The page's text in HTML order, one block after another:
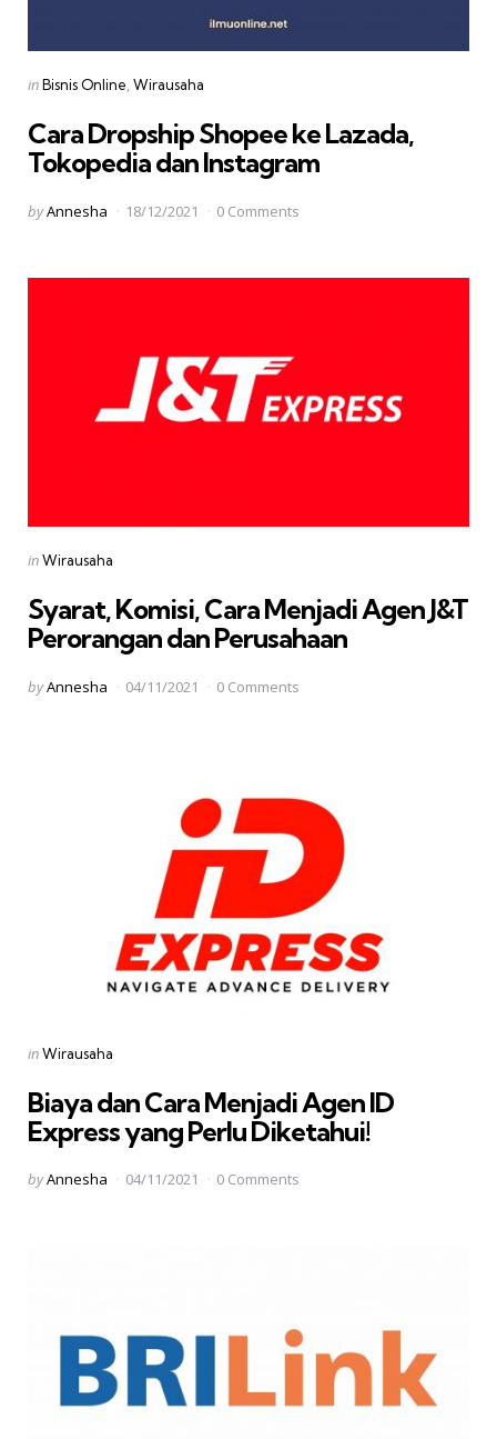
Categories
Posted
inBisnis Online Wirausaha
Cara Dropship Shopee ke Lazada,
Tokopedia dan Instagram
Posted
byAnnesha 18/12/2021 0 Comments
Categories
Posted
inWirausaha
Syarat, Komisi, Cara Menjadi Agen J&T
Perorangan dan Perusahaan
Posted
byAnnesha 04/11/2021 0 Comments
Categories
Posted
inWirausaha
Biaya dan Cara Menjadi Agen ID
Express yang Perlu Diketahui!
Posted
byAnnesha 04/11/2021 0 Comments